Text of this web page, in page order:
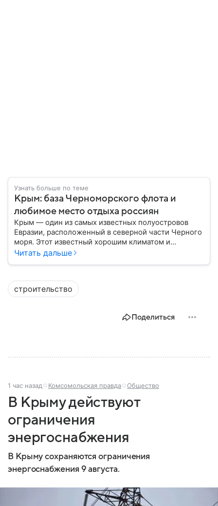
Узнать больше по теме
Крым: база Черноморского флота и
любимое место отдыха россиян
Крым — один из самых известных полуостровов
Евразии, расположенный в северной части Черного
моря. Этот известный хорошим климатом и
красивой природой регион имеет также огромное
государства к другому, а его географическое
положение сделало полуостров ключевой точкой
по контролю Черного моря.
Читать дальше
строительство
Поделиться
1 час назад Комсомольская правда Общество
В Крыму действуют
ограничения
энергоснабжения
В Крыму сохраняются ограничения
энергоснабжения 9 августа.